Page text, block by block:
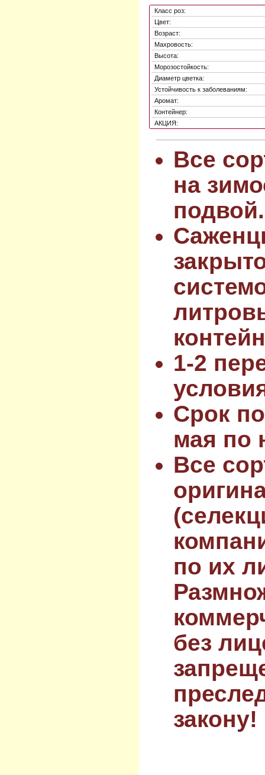
Класс роз:
Цвет:
Возраст:
Махровость:
Высота:
Морозостойкость:
Диаметр цветка:
Устойчивость к заболеваниям:
Аромат:
Контейнер:
АКЦИЯ:
Все
на
подвой.
1-2
Срок
мая по
Все
по их
без
закону!